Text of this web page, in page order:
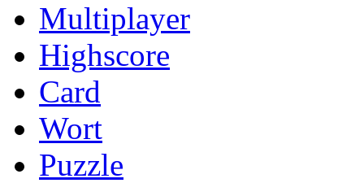
Multiplayer
Highscore
Card
Wort
Puzzle